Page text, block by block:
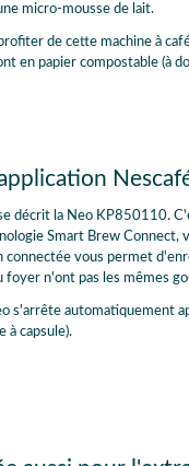
micro-mousse de lait.
de cette machine à
en papier compostable (à
décrit la Neo KP850110.
Smart Brew
connectée vous permet
n'ont pas les mêmes
s'arrête automatiquement
à capsule).